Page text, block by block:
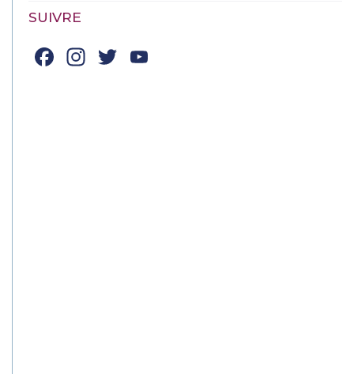
SUIVRE
Facebook
Instagram
Twitter